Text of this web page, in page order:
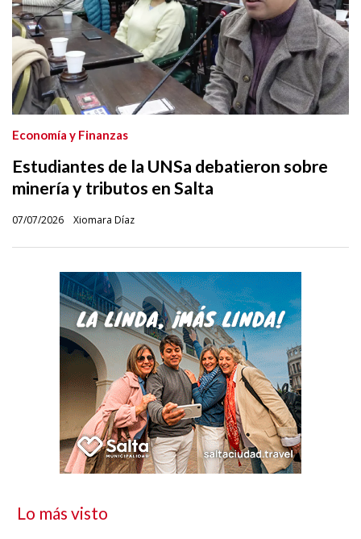
Estudiantes de la UNSa debatieron sobre
minería y tributos en Salta
Xiomara Díaz
Economía y Finanzas
07/07/2026
Lo más visto